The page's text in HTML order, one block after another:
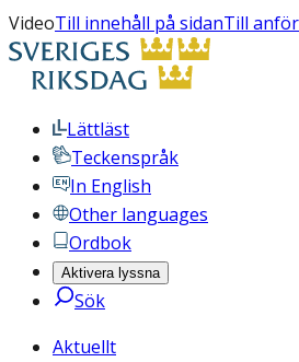
VideoTill innehåll på sidanTill
Lättläst
Teckenspråk
In English
Other languages
Ordbok
Aktivera lyssna
Sök
Aktuellt